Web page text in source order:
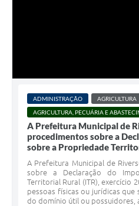
ADMINISTRAÇÃO
AGRICULTURA
AGRICULTURA, PECUÁRIA E
A Prefeitura Municipal de
procedimentos sobre a
sobre a Propriedade
A Prefeitura Municipal de
sobre a Declaração do
Territorial Rural (ITR), exercício
pessoas físicas ou jurídicas
do domínio útil ou possuidores,